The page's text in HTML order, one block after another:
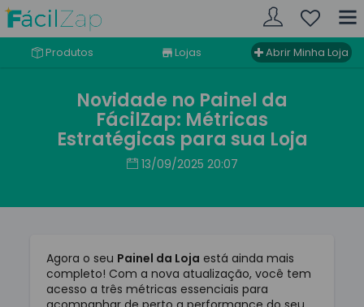
Produtos Lojas Abrir Minha Loja
Novidade no Painel da
FácilZap: Métricas
Estratégicas para sua Loja
13/09/2025 20:07
Agora o seu Painel da Loja está ainda mais
completo! Com a nova atualização, você tem
acesso a três métricas essenciais para